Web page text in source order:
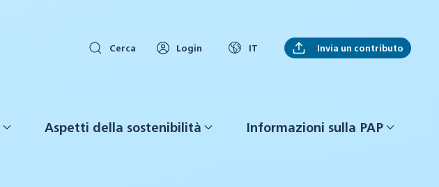
Cerca Login IT Invia un contributo
Aspetti della sostenibilità Informazioni sulla PAP